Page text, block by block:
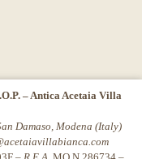
– Antica Acetaia Villa
Damaso, Modena (Italy)